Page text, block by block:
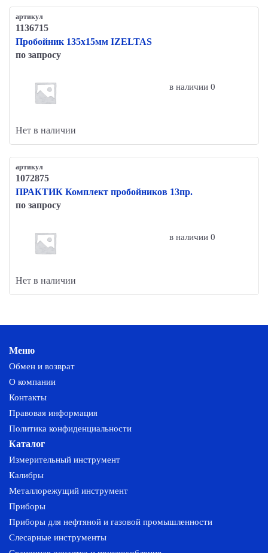
артикул
1136715
Пробойник 135х15мм IZELTAS
по запросу
в наличии 0
Нет в наличии
артикул
1072875
ПРАКТИК Комплект пробойников 13пр.
по запросу
в наличии 0
Нет в наличии
Меню
Обмен и возврат
О компании
Контакты
Правовая информация
Политика конфиденциальности
Каталог
Измерительный инструмент
Калибры
Металлорежущий инструмент
Приборы
Приборы для нефтяной и газовой промышленности
Слесарные инструменты